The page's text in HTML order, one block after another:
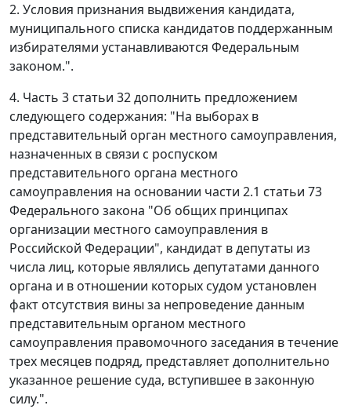
2. Условия признания выдвижения кандидата,
муниципального списка кандидатов поддержанным
избирателями устанавливаются Федеральным
законом.".
4. Часть 3 статьи 32 дополнить предложением
следующего содержания: "На выборах в
представительный орган местного самоуправления,
назначенных в связи с роспуском
представительного органа местного
самоуправления на основании части 2.1 статьи 73
Федерального закона "Об общих принципах
организации местного самоуправления в
Российской Федерации", кандидат в депутаты из
числа лиц, которые являлись депутатами данного
органа и в отношении которых судом установлен
факт отсутствия вины за непроведение данным
представительным органом местного
самоуправления правомочного заседания в течение
трех месяцев подряд, представляет дополнительно
указанное решение суда, вступившее в законную
силу.".